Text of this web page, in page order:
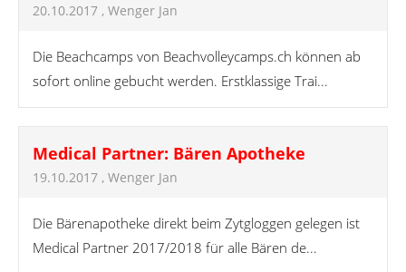
20.10.2017 , Wenger Jan
Die Beachcamps von Beachvolleycamps.ch können ab
sofort online gebucht werden. Erstklassige Trai...
Medical Partner: Bären Apotheke
19.10.2017 , Wenger Jan
Die Bärenapotheke direkt beim Zytgloggen gelegen ist
Medical Partner 2017/2018 für alle Bären de...